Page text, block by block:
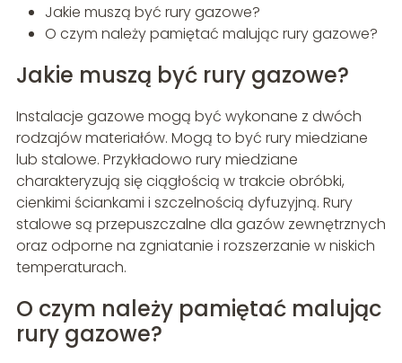
Jakie muszą być rury gazowe?
O czym należy pamiętać malując rury gazowe?
Jakie muszą być rury gazowe?
Instalacje gazowe mogą być wykonane z dwóch
rodzajów materiałów. Mogą to być rury miedziane
lub stalowe. Przykładowo rury miedziane
charakteryzują się ciągłością w trakcie obróbki,
cienkimi ściankami i szczelnością dyfuzyjną. Rury
stalowe są przepuszczalne dla gazów zewnętrznych
oraz odporne na zgniatanie i rozszerzanie w niskich
temperaturach.
O czym należy pamiętać malując
rury gazowe?